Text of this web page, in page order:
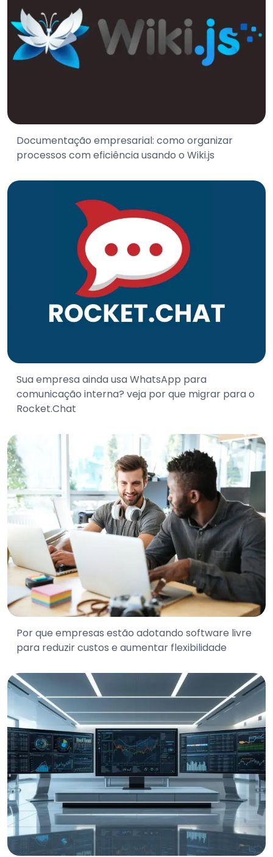
Documentação empresarial: como organizar
processos com eficiência usando o Wiki.js
Sua empresa ainda usa WhatsApp para
comunicação interna? veja por que migrar para o
Rocket.Chat
Por que empresas estão adotando software livre
para reduzir custos e aumentar flexibilidade